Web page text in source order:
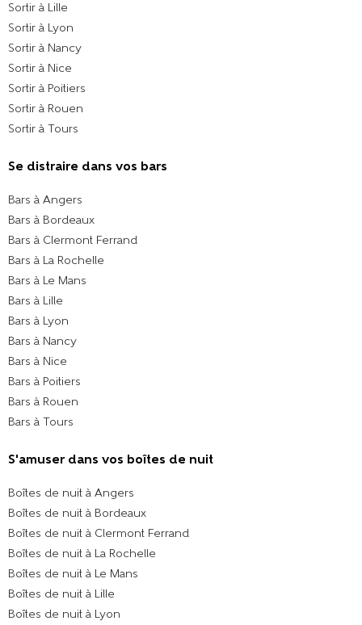
Sortir à Lille
Sortir à Lyon
Sortir à Nancy
Sortir à Nice
Sortir à Poitiers
Sortir à Rouen
Sortir à Tours
Se distraire dans vos bars
Bars à Angers
Bars à Bordeaux
Bars à Clermont Ferrand
Bars à La Rochelle
Bars à Le Mans
Bars à Lille
Bars à Lyon
Bars à Nancy
Bars à Nice
Bars à Poitiers
Bars à Rouen
Bars à Tours
S'amuser dans vos boîtes de nuit
Boîtes de nuit à Angers
Boîtes de nuit à Bordeaux
Boîtes de nuit à Clermont Ferrand
Boîtes de nuit à La Rochelle
Boîtes de nuit à Le Mans
Boîtes de nuit à Lille
Boîtes de nuit à Lyon